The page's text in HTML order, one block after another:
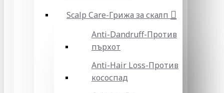
Scalp Care-Грижа за скалп
Anti-Dandruff-Против
пърхот
Anti-Hair Loss-Против
кососпад